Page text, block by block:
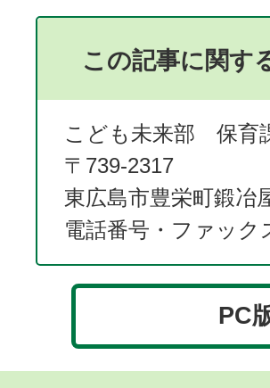
この記事に関す
こども未来部 保育
〒739‐2317
東広島市豊栄町鍛冶
電話番号・ファック
PC